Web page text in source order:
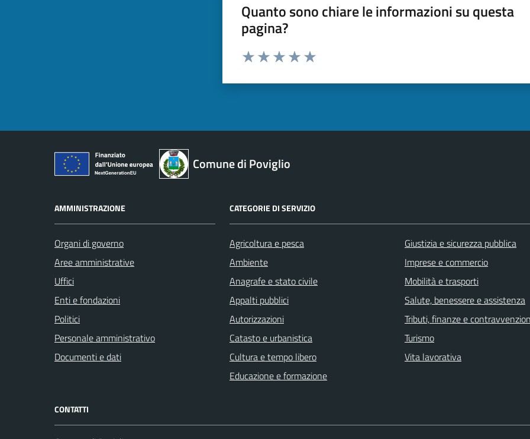
Quanto sono chiare le informazioni su questa
pagina?
Comune di Poviglio
AMMINISTRAZIONE
Organi di governo
Aree amministrative
Uffici
Enti e fondazioni
Politici
Personale amministrativo
Documenti e dati
CATEGORIE DI SERVIZIO
Agricoltura e pesca
Ambiente
Anagrafe e stato civile
Appalti pubblici
Autorizzazioni
Catasto e urbanistica
Cultura e tempo libero
Educazione e formazione
Giustizia e sicurezza pubblica
Imprese e commercio
Mobilità e trasporti
Salute, benessere e assistenza
Tributi, finanze e
Turismo
Vita lavorativa
CONTATTI